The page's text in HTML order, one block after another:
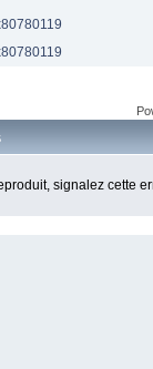
signalez cette